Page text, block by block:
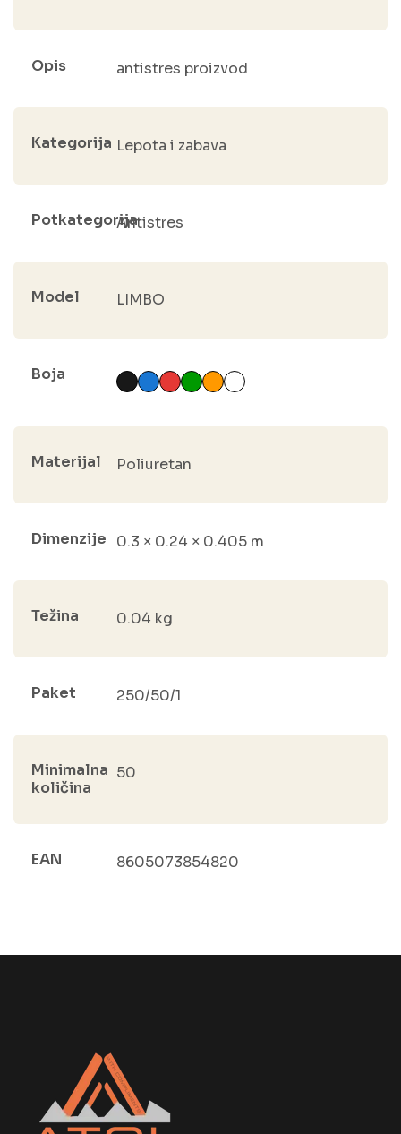
Opis antistres proizvod
Kategorija Lepota i zabava
PotkategorijaAntistres
Model LIMBO
Boja
Materijal Poliuretan
Dimenzije 0.3 × 0.24 × 0.405 m
Težina 0.04 kg
Paket 250/50/1
Minimalna
količina
50
EAN 8605073854820